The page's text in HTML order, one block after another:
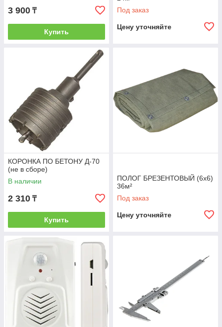
3 900 ₸
Купить
Под заказ
Цену уточняйте
КОРОНКА ПО БЕТОНУ Д-70
(не в сборе)
В наличии
2 310 ₸
Купить
ПОЛОГ БРЕЗЕНТОВЫЙ (6х6)
36м²
Под заказ
Цену уточняйте